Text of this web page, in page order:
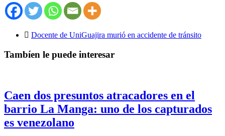
Docente de UniGuajira murió en accidente de tránsito
Tambíen le puede interesar
Caen dos presuntos atracadores en el
barrio La Manga: uno de los capturados
es venezolano